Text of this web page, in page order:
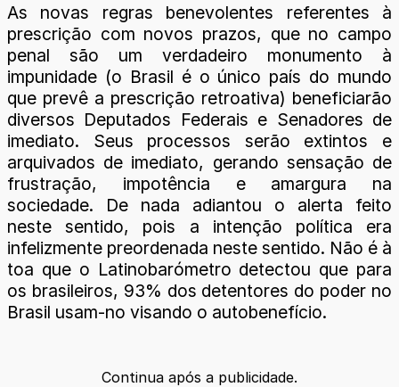
As novas regras benevolentes referentes à
prescrição com novos prazos, que no campo
penal são um verdadeiro monumento à
impunidade (o Brasil é o único país do mundo
que prevê a prescrição retroativa) beneficiarão
diversos Deputados Federais e Senadores de
imediato. Seus processos serão extintos e
arquivados de imediato, gerando sensação de
frustração, impotência e amargura na
sociedade. De nada adiantou o alerta feito
neste sentido, pois a intenção política era
infelizmente preordenada neste sentido. Não é à
toa que o Latinobarómetro detectou que para
os brasileiros, 93% dos detentores do poder no
Brasil usam-no visando o autobenefício.
Continua após a publicidade.